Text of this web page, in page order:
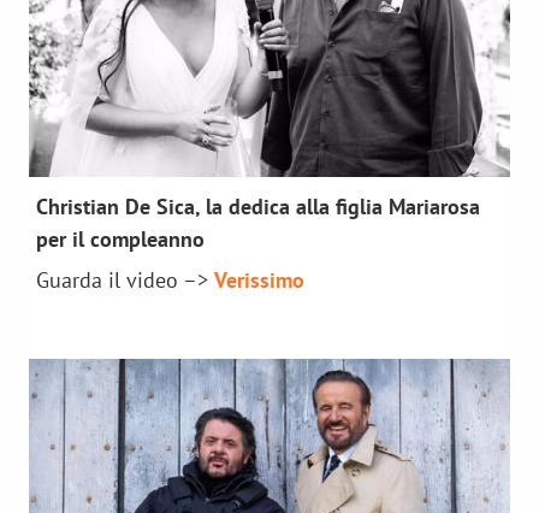
Christian De Sica, la dedica alla figlia Mariarosa
per il compleanno
Guarda il video –>Verissimo
news 2025